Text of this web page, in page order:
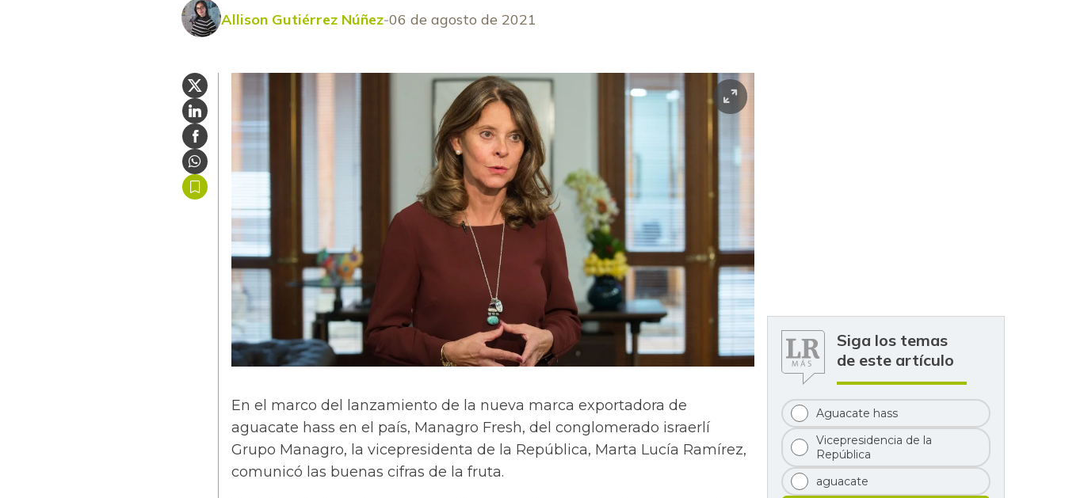
Allison Gutiérrez Núñez 06 de agosto de 2021
En el marco del lanzamiento de la nueva marca exportadora de
aguacate hass en el país, Managro Fresh, del conglomerado israerlí
Grupo Managro, la vicepresidenta de la República, Marta Lucía Ramírez,
comunicó las buenas cifras de la fruta.
Siga los temas
de este artículo
Aguacate hass
Vicepresidencia de la
República
aguacate